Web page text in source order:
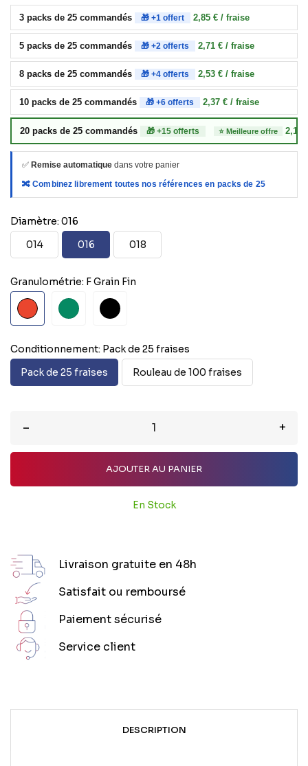
3 packs de 25 commandés 🎁 +1 offert 2,85 € / fraise
5 packs de 25 commandés 🎁 +2 offerts 2,71 € / fraise
8 packs de 25 commandés 🎁 +4 offerts 2,53 € / fraise
10 packs de 25 commandés 🎁 +6 offerts 2,37 € / fraise
20 packs de 25 commandés 🎁 +15 offerts ⭐ Meilleure offre 2,17
✅ Remise automatique dans votre panier
🔀 Combinez librement toutes nos références en packs de 25
Diamètre: 016
014
016 018
Granulométrie: F Grain Fin
F
Grain
C
(Gros
XC
Très
Grain
Conditionnement: Pack de 25 fraises
Pack de 25 fraises
Rouleau de 100 fraises
– +
AJOUTER AU PANIER
En Stock
Livraison gratuite en 48h
Satisfait ou remboursé
Paiement sécurisé
Service client
DESCRIPTION